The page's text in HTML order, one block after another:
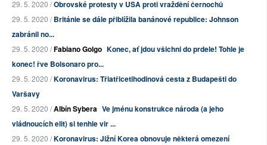
29. 5. 2020 /Obrovské protesty v USA proti vraždění černochů
29. 5. 2020 /Británie se dále přiblížila banánové republice: Johnson
zabránil no...
29. 5. 2020 /Fabiano Golgo Konec, ať jdou všichni do prdele! Tohle je
konec! řve Bolsonaro pro...
29. 5. 2020 /Koronavirus: Třiatřicetihodinová cesta z Budapešti do
Varšavy
29. 5. 2020 /Albín Sybera Ve jménu konstrukce národa (a jeho
vládnoucích elit) si tenhle vir ...
29. 5. 2020 /Koronavirus: Jižní Korea obnovuje některá omezení